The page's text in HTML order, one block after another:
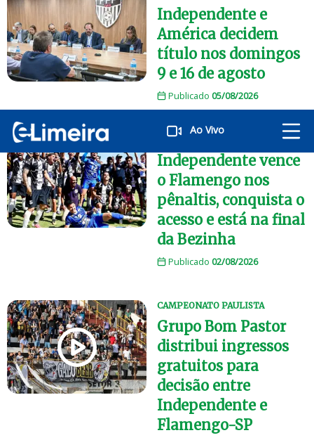
Ao Vivo
Independente e
América decidem
título nos domingos
9 e 16 de agosto
Publicado 05/08/2026
CAMPEONATO PAULISTA
Independente vence
o Flamengo nos
pênaltis, conquista o
acesso e está na final
da Bezinha
Publicado 02/08/2026
CAMPEONATO PAULISTA
Grupo Bom Pastor
distribui ingressos
gratuitos para
decisão entre
Independente e
Flamengo-SP